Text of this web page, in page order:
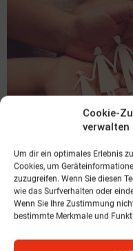
Cookie-
verwalten
Um dir ein optimales Erlebnis
Cookies, um
zuzugreifen. Wenn Sie diesen
wie das Surfverhalten oder
Wenn Sie Ihre Zustimmung
bestimmte Merkmale und
MARKT
RISK-vario®
Leistungen für